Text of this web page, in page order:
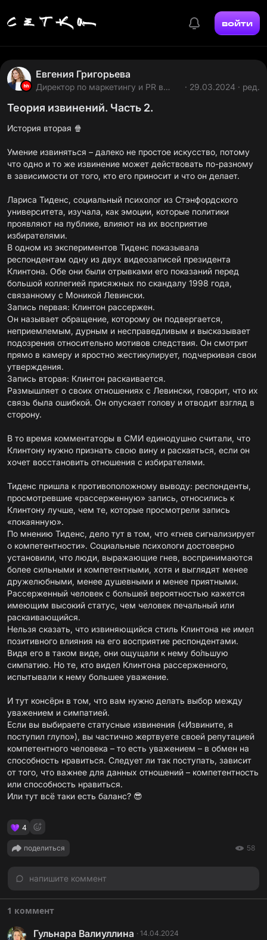
войти
Евгения Григорьева
Директор по маркетингу и PR в
· 29.03.2024 · ред.
Теория извинений. Часть 2.
История вторая 🍿
Умение извиняться – далеко не простое искусство, потому
что одно и то же извинение может действовать по-разному
в зависимости от того, кто его приносит и что он делает.
Лариса Тиденс, социальный психолог из Стэнфордского
университета, изучала, как эмоции, которые политики
проявляют на публике, влияют на их восприятие
избирателями.
В одном из экспериментов Тиденс показывала
респондентам одну из двух видеозаписей президента
Клинтона. Обе они были отрывками его показаний перед
большой коллегией присяжных по скандалу 1998 года,
связанному с Моникой Левински.
Запись первая: Клинтон рассержен.
Он называет обращение, которому он подвергается,
неприемлемым, дурным и несправедливым и высказывает
подозрения относительно мотивов следствия. Он смотрит
прямо в камеру и яростно жестикулирует, подчеркивая свои
утверждения.
Запись вторая: Клинтон раскаивается.
Размышляет о своих отношениях с Левински, говорит, что их
связь была ошибкой. Он опускает голову и отводит взгляд в
сторону.
В то время комментаторы в СМИ единодушно считали, что
Клинтону нужно признать свою вину и раскаяться, если он
хочет восстановить отношения с избирателями.
Тиденс пришла к противоположному выводу: респонденты,
просмотревшие «рассерженную» запись, относились к
Клинтону лучше, чем те, которые просмотрели запись
«покаянную».
По мнению Тиденс, дело тут в том, что «гнев сигнализирует
о компетентности». Социальные психологи достоверно
установили, что люди, выражающие гнев, воспринимаются
более сильными и компетентными, хотя и выглядят менее
дружелюбными, менее душевными и менее приятными.
Рассерженный человек с большей вероятностью кажется
имеющим высокий статус, чем человек печальный или
раскаивающийся.
Нельзя сказать, что извиняющийся стиль Клинтона не имел
позитивного влияния на его восприятие респондентами.
Видя его в таком виде, они ощущали к нему бо́льшую
симпатию. Но те, кто видел Клинтона рассерженного,
испытывали к нему большее уважение.
И тут консёрн в том, что вам нужно делать выбор между
уважением и симпатией.
Если вы выбираете статусные извинения («Извините, я
поступил глупо»), вы частично жертвуете своей репутацией
компетентного человека – то есть уважением – в обмен на
способность нравиться. Следует ли так поступать, зависит
от того, что важнее для данных отношений – компетентность
или способность нравиться.
Или тут всё таки есть баланс? 😎
4
поделиться 58
напишите коммент
1 коммент
Гульнара Валиуллина · 14.04.2024